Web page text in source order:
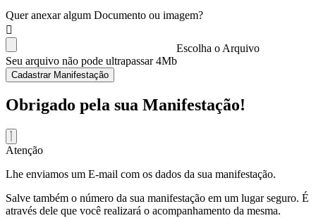
Quer anexar algum Documento ou imagem?
Escolha o Arquivo
Seu arquivo não pode ultrapassar 4Mb
Cadastrar Manifestação
Obrigado pela sua Manifestação!
Atenção
Lhe enviamos um E-mail com os dados da sua manifestação.
Salve também o número da sua manifestação em um lugar seguro. É
através dele que você realizará o acompanhamento da mesma.